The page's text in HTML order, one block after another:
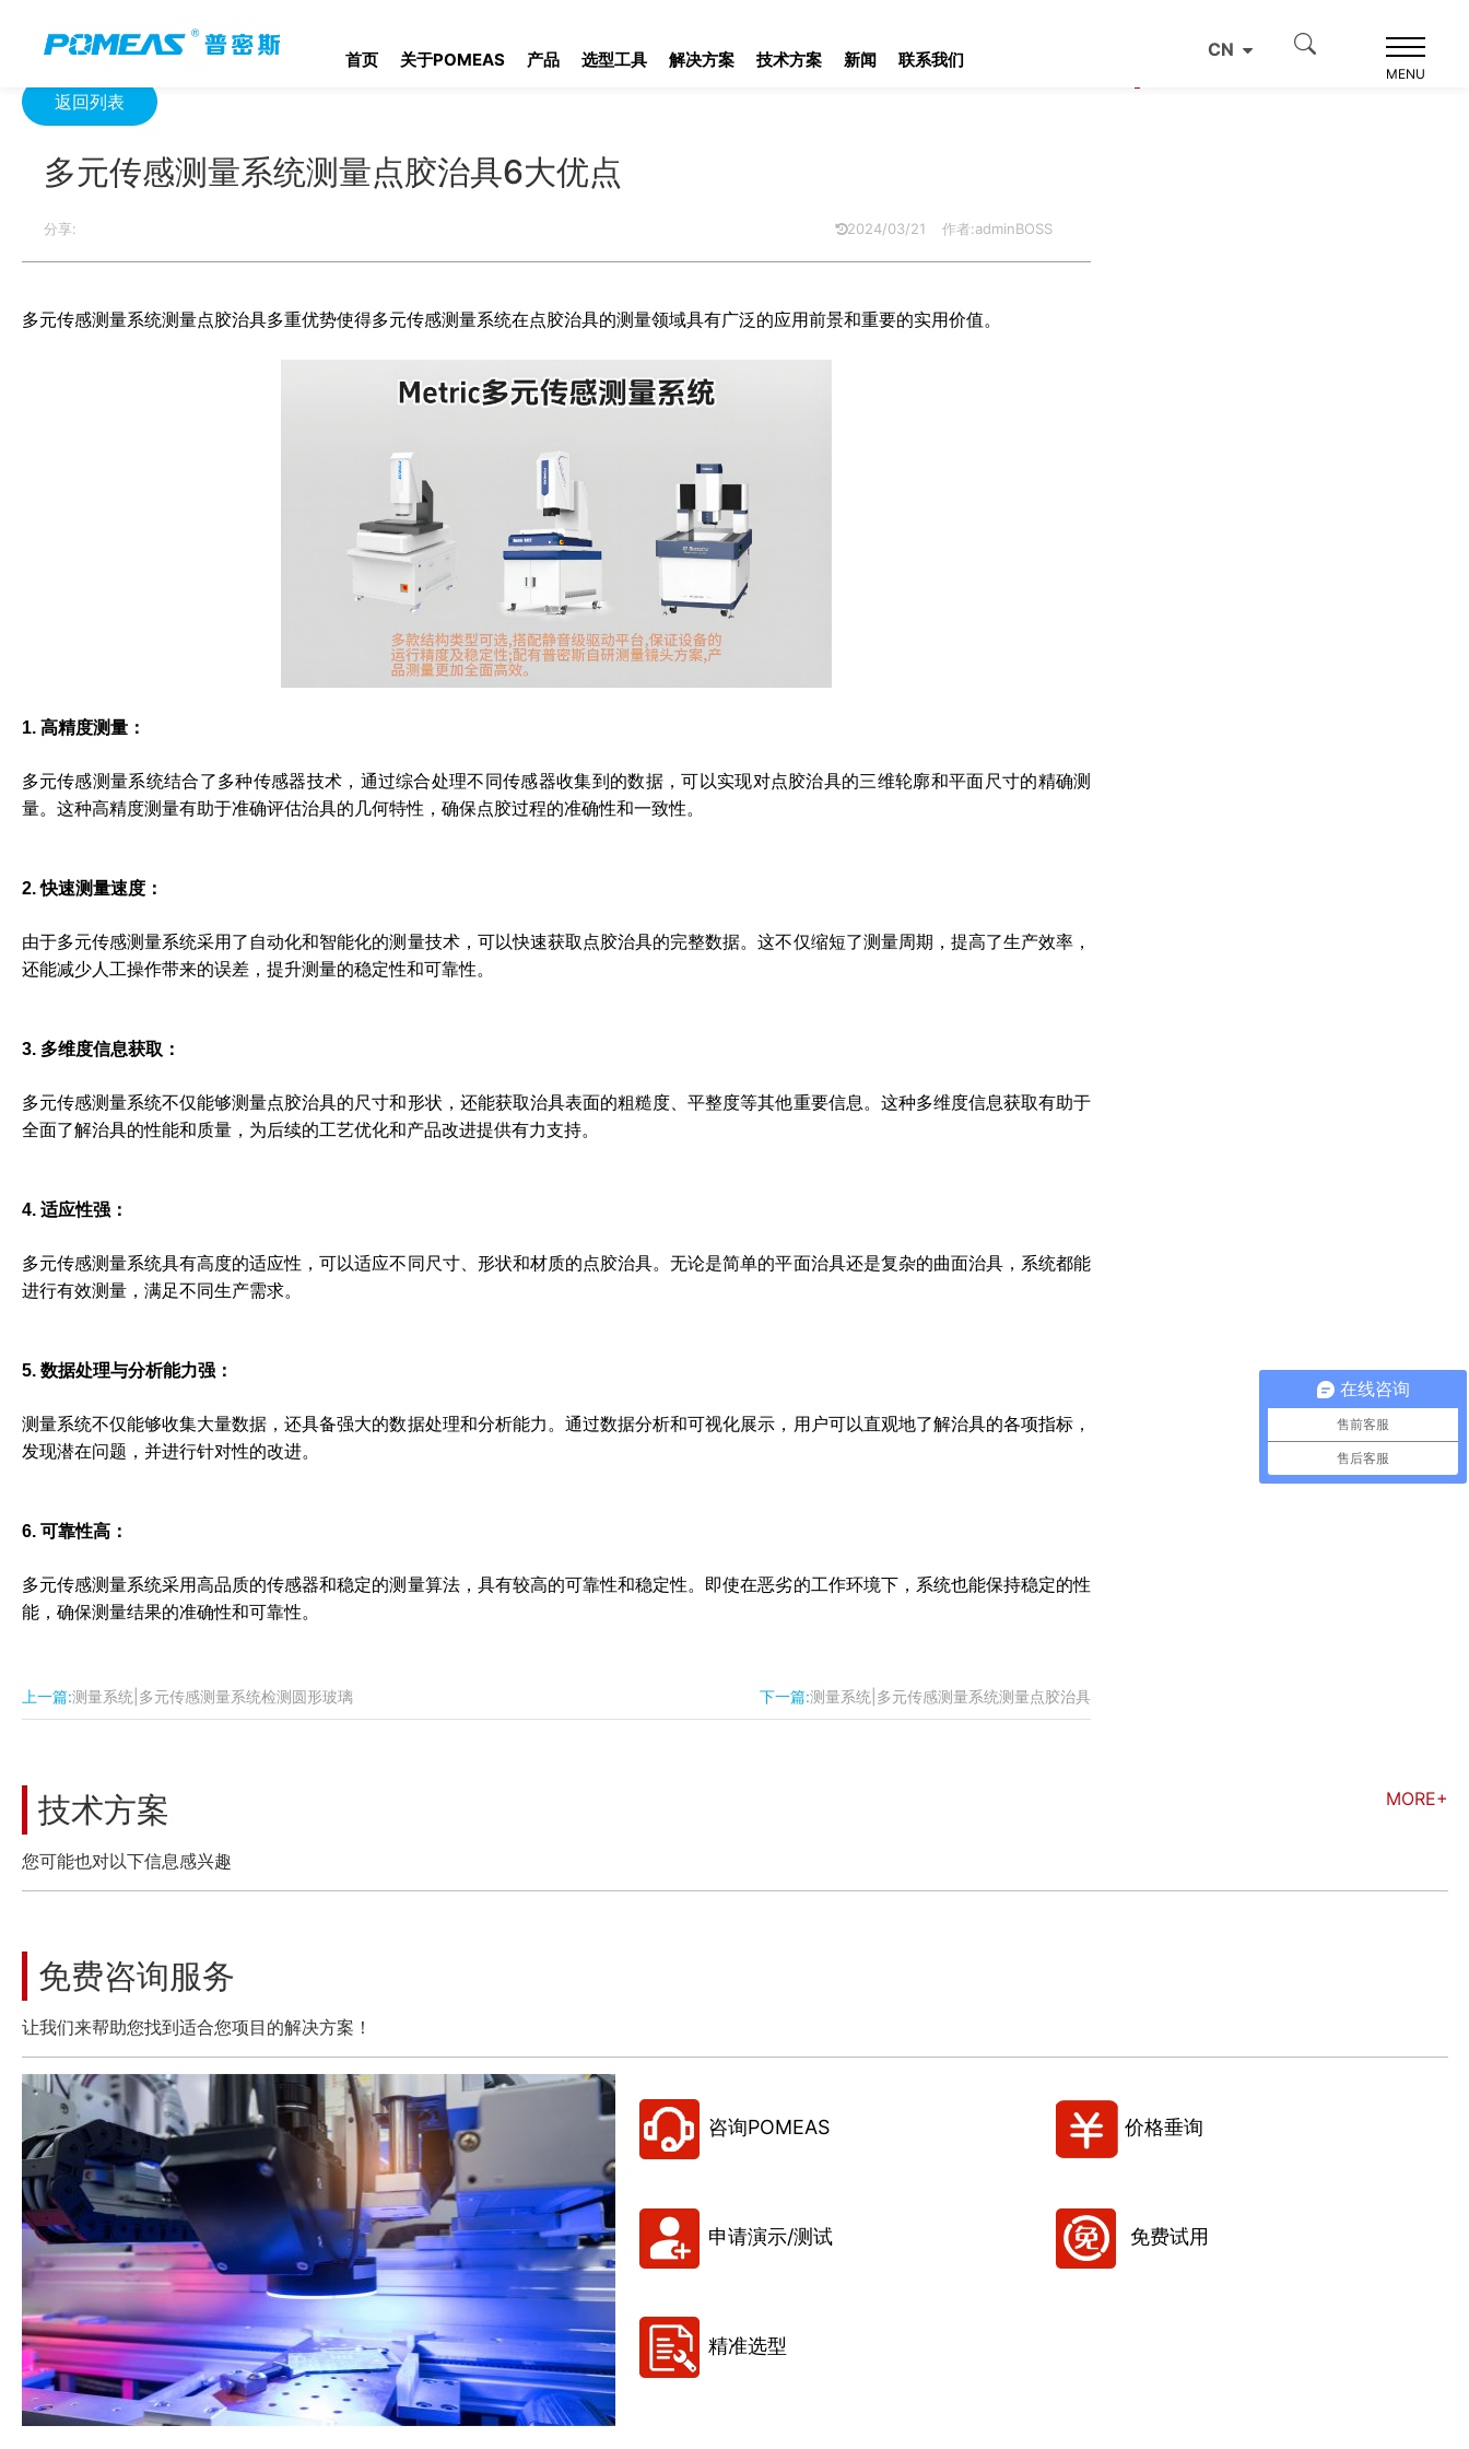
首页 关于POMEAS 产品 选型工具 解决方案 技术方案 新闻 联系我们 CN
MENU
返回列表
多元传感测量系统测量点胶治具6大优点
分享: 2024/03/21 作者:adminBOSS
多元传感测量系统测量点胶治具多重优势使得多元传感测量系统在点胶治具的测量领域具有广泛的应用前景和重要的实用价值。
1. 高精度测量：
多元传感测量系统结合了多种传感器技术，通过综合处理不同传感器收集到的数据，可以实现对点胶治具的三维轮廓和平面尺寸的精确测
量。这种高精度测量有助于准确评估治具的几何特性，确保点胶过程的准确性和一致性。
2. 快速测量速度：
由于多元传感测量系统采用了自动化和智能化的测量技术，可以快速获取点胶治具的完整数据。这不仅缩短了测量周期，提高了生产效率，
还能减少人工操作带来的误差，提升测量的稳定性和可靠性。
3. 多维度信息获取：
多元传感测量系统不仅能够测量点胶治具的尺寸和形状，还能获取治具表面的粗糙度、平整度等其他重要信息。这种多维度信息获取有助于
全面了解治具的性能和质量，为后续的工艺优化和产品改进提供有力支持。
4. 适应性强：
多元传感测量系统具有高度的适应性，可以适应不同尺寸、形状和材质的点胶治具。无论是简单的平面治具还是复杂的曲面治具，系统都能
进行有效测量，满足不同生产需求。
5. 数据处理与分析能力强：
测量系统不仅能够收集大量数据，还具备强大的数据处理和分析能力。通过数据分析和可视化展示，用户可以直观地了解治具的各项指标，
发现潜在问题，并进行针对性的改进。
6. 可靠性高：
多元传感测量系统采用高品质的传感器和稳定的测量算法，具有较高的可靠性和稳定性。即使在恶劣的工作环境下，系统也能保持稳定的性
能，确保测量结果的准确性和可靠性。
上一篇:测量系统|多元传感测量系统检测圆形玻璃 下一篇:测量系统|多元传感测量系统测量点胶治具
技术方案 MORE+
您可能也对以下信息感兴趣
免费咨询服务
让我们来帮助您找到适合您项目的解决方案！
咨询POMEAS 价格垂询
申请演示/测试 免费试用
精准选型
在线咨询
售前客服
售后客服